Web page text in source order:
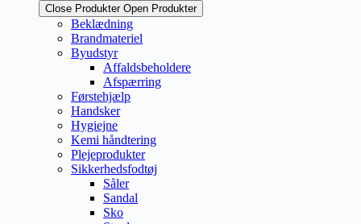
Close Produkter Open Produkter
Beklædning
Brandmateriel
Byudstyr
Affaldsbeholdere
Afspærring
Førstehjælp
Handsker
Hygiejne
Kemi håndtering
Plejeprodukter
Sikkerhedsfodtøj
Såler
Sandal
Sko